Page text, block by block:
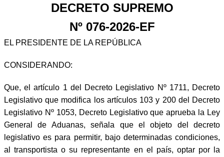
DECRETO SUPREMO
Nº 076-2026-EF
EL PRESIDENTE DE LA REPÚBLICA
CONSIDERANDO:
Que, el artículo 1 del Decreto Legislativo Nº 1711, Decreto
Legislativo que modifica los artículos 103 y 200 del Decreto
Legislativo Nº 1053, Decreto Legislativo que aprueba la Ley
General de Aduanas, señala que el objeto del decreto
legislativo es para permitir, bajo determinadas condiciones,
al transportista o su representante en el país, optar por la